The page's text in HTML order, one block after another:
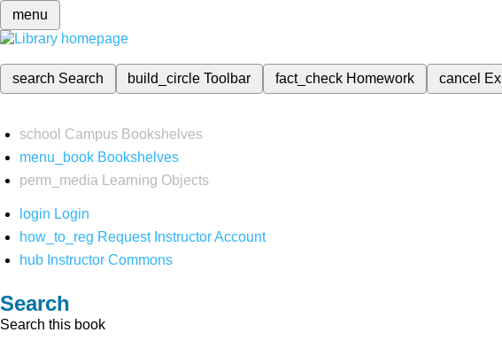
menu
search Search build_circleToolbar fact_check Homework cancel
school Campus Bookshelves
menu_book Bookshelves
perm_media
Learning Objects
login Login
how_to_reg Request Instructor Account
hub Instructor Commons
Search
Search this book